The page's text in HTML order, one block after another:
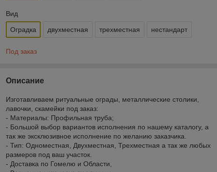
Вид
Оградка двухместная трехместная нестандарт
Под заказ
Описание
Изготавливаем ритуальные ограды, металлические столики,
лавочки, скамейки под заказ:
- Материалы: Профильная труба;
- Большой выбор вариантов исполнения по нашему каталогу, а
так же эксклюзивное исполнение по желанию заказчика.
- Тип: Одноместная, Двухместная, Трехместная а так же любых
размеров под ваш участок.
- Доставка по Гомелю и Области,